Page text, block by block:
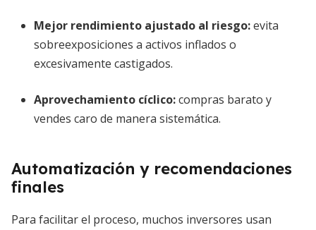
Mejor rendimiento ajustado al riesgo:evita
sobreexposiciones a activos inflados o
excesivamente castigados.
Aprovechamiento cíclico:compras barato y
vendes caro de manera sistemática.
Automatización y recomendaciones
finales
Para facilitar el proceso, muchos inversores usan